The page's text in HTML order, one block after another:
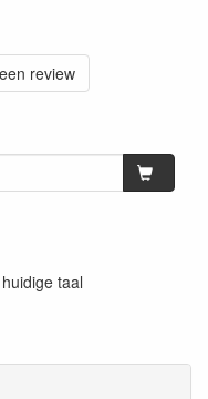
review
taal